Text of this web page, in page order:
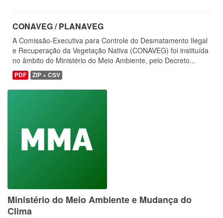
CONAVEG / PLANAVEG
A Comissão-Executiva para Controle do Desmatamento Ilegal
e Recuperação da Vegetação Nativa (CONAVEG) foi instituída
no âmbito do Ministério do Meio Ambiente, pelo Decreto...
PDF ZIP + CSV
Ministério do Meio Ambiente e Mudança do
Clima